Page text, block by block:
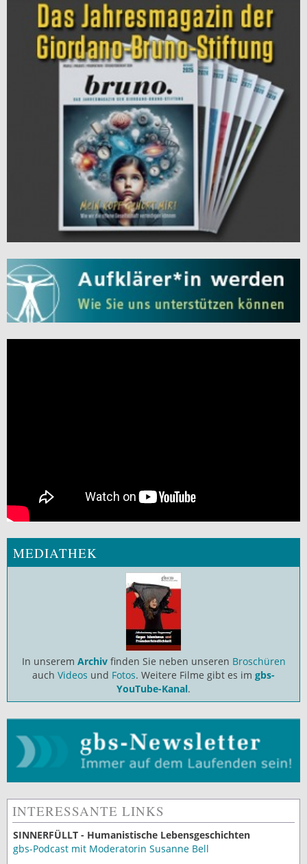
MEDIATHEK
In unserem Archiv finden Sie neben unseren Broschüren
auch Videos und Fotos. Weitere Filme gibt es im gbs-
YouTube-Kanal.
INTERESSANTE LINKS
SINNERFÜLLT - Humanistische Lebensgeschichten
gbs-Podcast mit Moderatorin Susanne Bell